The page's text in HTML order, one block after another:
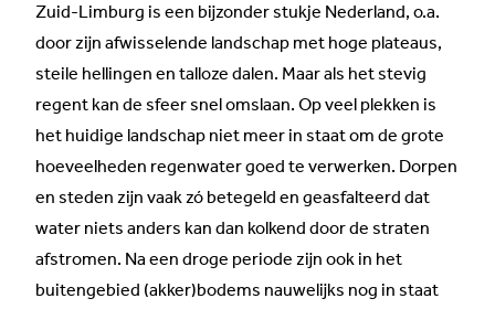
Zuid-Limburg is een bijzonder stukje Nederland, o.a.
door zijn afwisselende landschap met hoge plateaus,
steile hellingen en talloze dalen. Maar als het stevig
regent kan de sfeer snel omslaan. Op veel plekken is
het huidige landschap niet meer in staat om de grote
hoeveelheden regenwater goed te verwerken. Dorpen
en steden zijn vaak zó betegeld en geasfalteerd dat
water niets anders kan dan kolkend door de straten
afstromen. Na een droge periode zijn ook in het
buitengebied (akker)bodems nauwelijks nog in staat